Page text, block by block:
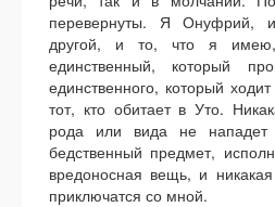
перевернуты. Я Онуфрий,
другой, и то, что я
единственный, который
единственного, который
тот, кто обитает в Уто.
рода или вида не
бедственный предмет,
вредоносная вещь, и
приключатся со мной.